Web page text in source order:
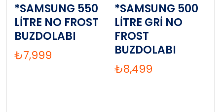
*SAMSUNG 550
LİTRE NO FROST
BUZDOLABI
₺7,999
*SAMSUNG 500
LİTRE GRİ NO
FROST
BUZDOLABI
₺8,499